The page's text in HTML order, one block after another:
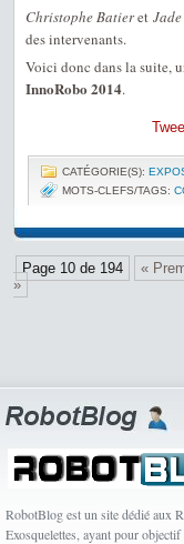
Christophe Batieret
des intervenants.
Voici donc dans la suite,
InnoRobo 2014.
CATÉGORIE(S):
MOTS-CLEFS/TAGS:
Page 10 de 194 «
»
RobotBlog est un site dédié aux
Exosquelettes, ayant pour objectif